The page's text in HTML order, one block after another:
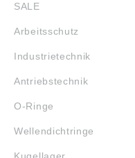
SALE
Arbeitsschutz
Industrietechnik
Antriebstechnik
O-Ringe
Wellendichtringe